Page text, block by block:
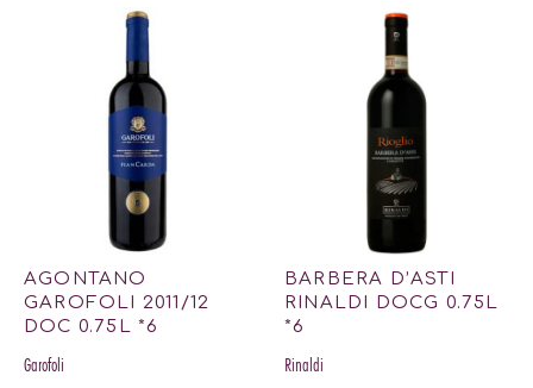
AGONTANO
GAROFOLI 2011/12
DOC 0.75L *6
Garofoli
BARBERA D’ASTI
RINALDI DOCG 0.75L
*6
Rinaldi